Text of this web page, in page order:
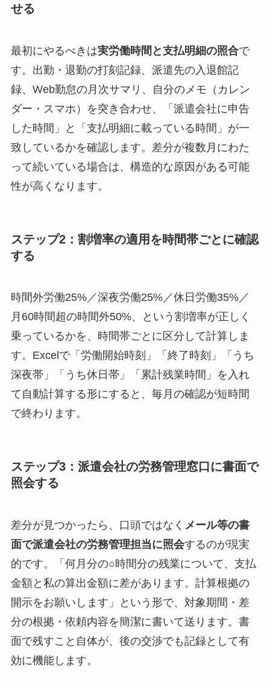
せる
最初にやるべきは実労働時間と支払明細の照合で
す。出勤・退勤の打刻記録、派遣先の入退館記
録、Web勤怠の月次サマリ、自分のメモ（カレン
ダー・スマホ）を突き合わせ、「派遣会社に申告
した時間」と「支払明細に載っている時間」が一
致しているかを確認します。差分が複数月にわた
って続いている場合は、構造的な原因がある可能
性が高くなります。
ステップ2：割増率の適用を時間帯ごとに確認
する
時間外労働25%／深夜労働25%／休日労働35%／
月60時間超の時間外50%、という割増率が正しく
乗っているかを、時間帯ごとに区分して計算しま
す。Excelで「労働開始時刻」「終了時刻」「うち
深夜帯」「うち休日帯」「累計残業時間」を入れ
て自動計算する形にすると、毎月の確認が短時間
で終わります。
ステップ3：派遣会社の労務管理窓口に書面で
照会する
差分が見つかったら、口頭ではなく メール等の書
面で派遣会社の労務管理担当に照会するのが現実
的です。「何月分の○時間分の残業について、支払
金額と私の算出金額に差があります。計算根拠の
開示をお願いします」という形で、対象期間・差
分の根拠・依頼内容を簡潔に書いて送ります。書
面で残すこと自体が、後の交渉でも記録として有
効に機能します。